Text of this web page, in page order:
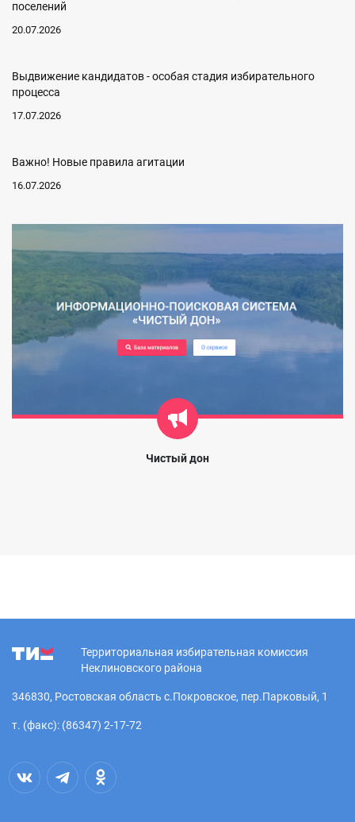
поселений
20.07.2026
Выдвижение кандидатов - особая стадия избирательного
процесса
17.07.2026
Важно! Новые правила агитации
16.07.2026
Чистый дон
Территориальная избирательная комиссия
Неклиновского района
346830, Ростовская область с.Покровское, пер.Парковый, 1
т. (факс): (86347) 2-17-72